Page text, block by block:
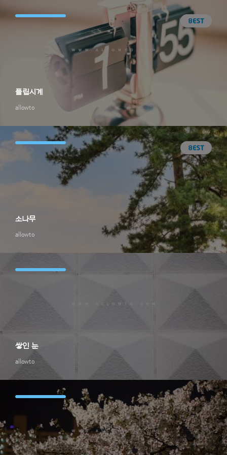
allowto
플립시계
allowto
소나무
allowto
쌓인 눈